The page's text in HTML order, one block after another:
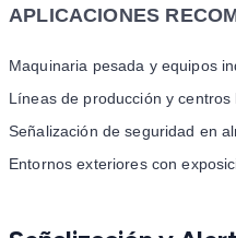
APLICACIONES
Maquinaria pesada y equipos
Líneas de producción y centros
Señalización de seguridad en
Entornos exteriores con